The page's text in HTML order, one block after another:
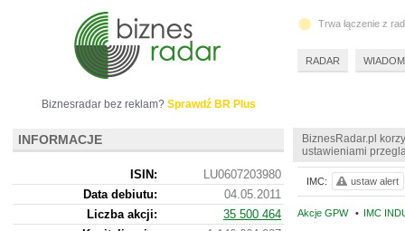
BiznesRadar.pl
ustawieniami
Akcje GPW • IMC
IMC: ustaw alert
Biznesradar bez reklam? Sprawdź BR Plus
INFORMACJE
ISIN:
LU0607203980
Data debiutu:
04.05.2011
Liczba akcji:
35 500 464
Trwa łączenie z
RADAR